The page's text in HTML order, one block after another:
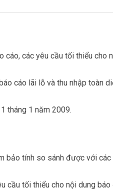
các yêu cầu tối thiểu
cáo lãi lỗ và thu nhập toàn
tháng 1 năm 2009.
tính so sánh được với
cầu tối thiểu cho nội dung